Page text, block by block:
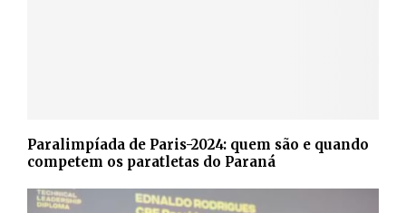
Paralimpíada de Paris-2024: quem são e quando
competem os paratletas do Paraná